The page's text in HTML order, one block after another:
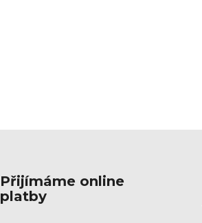
Přijímáme online
platby